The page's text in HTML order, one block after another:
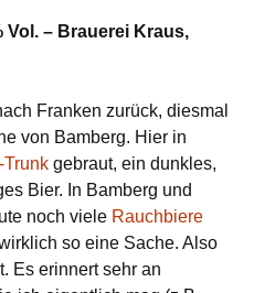
Vol. – Brauerei Kraus,
Franken zurück, diesmal
von Bamberg. Hier in
Trunk gebraut, ein dunkles,
Bier. In Bamberg und
noch viele Rauchbiere
so eine Sache. Also
Es erinnert sehr an